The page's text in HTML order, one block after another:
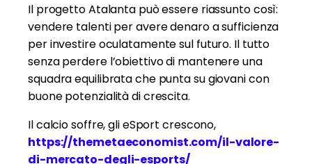
Il progetto Atalanta può essere riassunto così:
vendere talenti per avere denaro a sufficienza
per investire oculatamente sul futuro. Il tutto
senza perdere l’obiettivo di mantenere una
squadra equilibrata che punta su giovani con
buone potenzialità di crescita.
Il calcio soffre, gli eSport crescono,
https://themetaeconomist.com/il-valore-
di-mercato-degli-esports/